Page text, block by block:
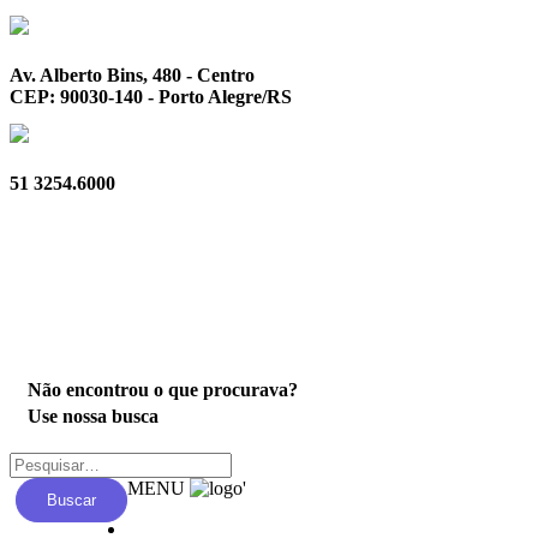
Av. Alberto Bins, 480 - Centro
CEP: 90030-140 - Porto Alegre/RS
51 3254.6000
Não encontrou o que procurava?
Use nossa busca
Buscar
MENU '